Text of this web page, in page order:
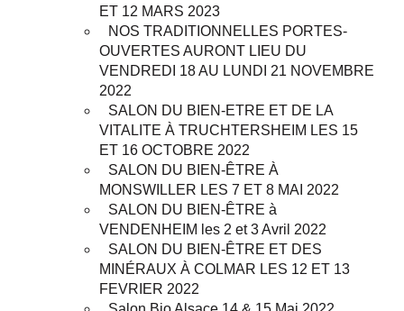
ET 12 MARS 2023
NOS TRADITIONNELLES PORTES-
OUVERTES AURONT LIEU DU
VENDREDI 18 AU LUNDI 21 NOVEMBRE
2022
SALON DU BIEN-ETRE ET DE LA
VITALITE À TRUCHTERSHEIM LES 15
ET 16 OCTOBRE 2022
SALON DU BIEN-ÊTRE À
MONSWILLER LES 7 ET 8 MAI 2022
SALON DU BIEN-ÊTRE à
VENDENHEIM les 2 et 3 Avril 2022
SALON DU BIEN-ÊTRE ET DES
MINÉRAUX À COLMAR LES 12 ET 13
FEVRIER 2022